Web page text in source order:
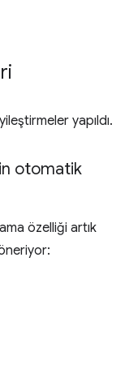
yapıldı.
otomatik
özelliği artık